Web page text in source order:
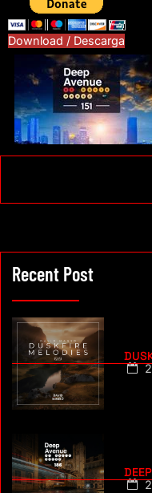
Download / Descarga
Recent Post